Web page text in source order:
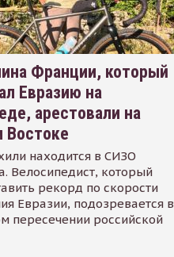
Франции, который
Евразию на
арестовали на
Востоке
находится в СИЗО
Велосипедист, который
рекорд по скорости
Евразии, подозревается в
пересечении российской